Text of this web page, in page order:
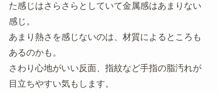
た感じはさらさらとしていて金属感はあまりない
感じ。
あまり熱さを感じないのは、材質によるところも
あるのかも。
さわり心地がいい反面、指紋など手指の脂汚れが
目立ちやすい気もします。